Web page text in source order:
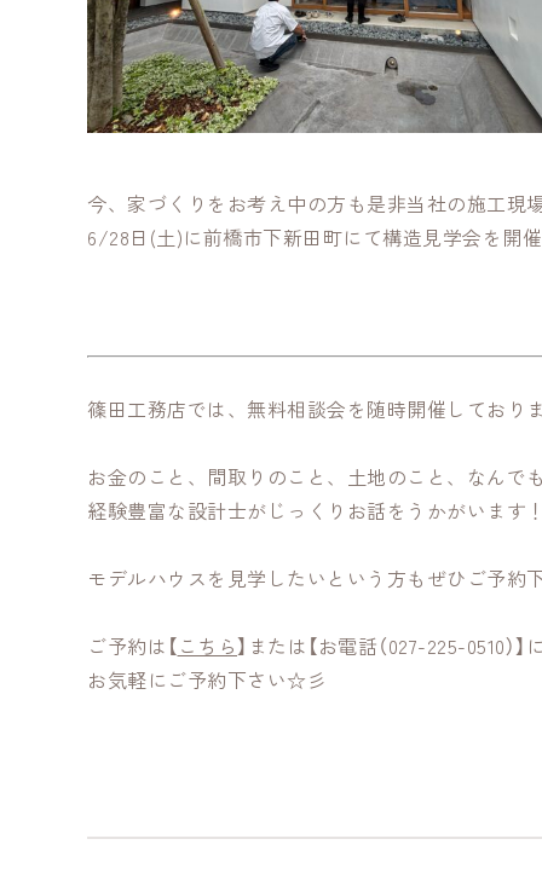
今、家づくりをお考え中の方も是非当社の施工現
6/28日(土)に前橋市下新田町にて構造見学会を開
篠田工務店では、無料相談会を随時開催しており
お金のこと、間取りのこと、土地のこと、なんで
経験豊富な設計士がじっくりお話をうかがいます
モデルハウスを見学したいという方もぜひご予約
ご予約は【こちら】または【お電話（027-225-0510）】
お気軽にご予約下さい☆彡